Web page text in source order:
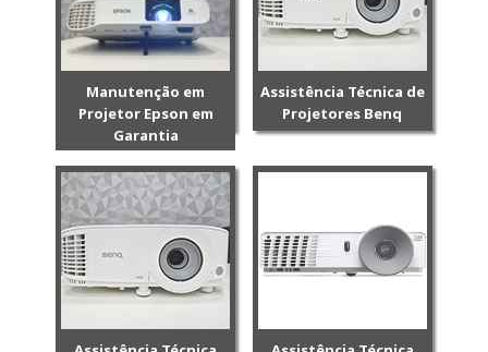
Manutenção em
Projetor Epson em
Garantia
Assistência Técnica de
Projetores Benq